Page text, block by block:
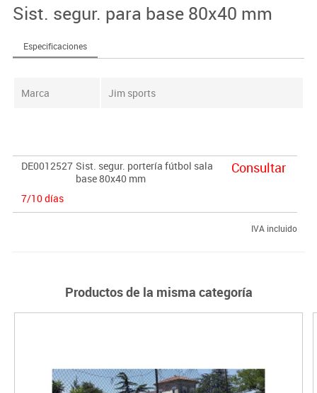
Sist. segur. para base 80x40 mm
Especificaciones
Marca Jim sports
DE0012527 Sist. segur. portería fútbol sala
base 80x40 mm
7/10 días
Consultar
IVA incluido
Productos de la misma categoría